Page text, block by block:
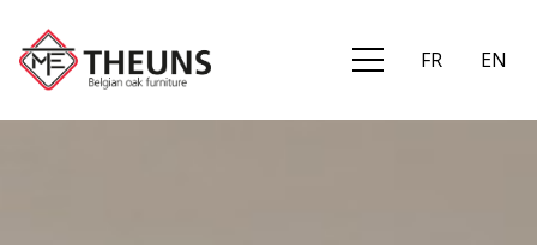
FR EN
collecties